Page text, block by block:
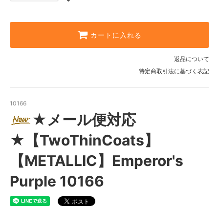
カートに入れる
返品について
特定商取引法に基づく表記
10166
★メール便対応
★【TwoThinCoats】
【METALLIC】Emperor's
Purple 10166